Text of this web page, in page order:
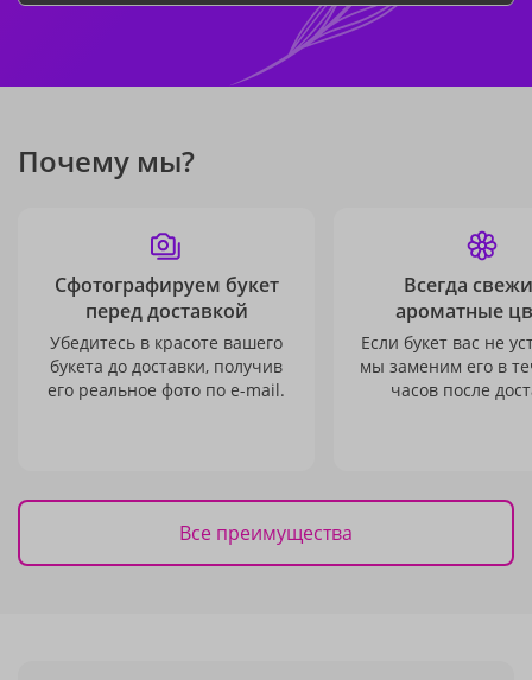
Почему мы?
Сфотографируем букет
перед доставкой
Убедитесь в красоте вашего
букета до доставки, получив
его реальное фото по e-mail.
Всегда
ароматные
Если букет вас не
мы заменим его в
часов после
Все преимущества